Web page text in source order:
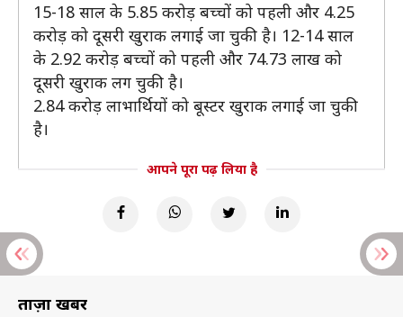
15-18 साल के 5.85 करोड़ बच्चों को पहली और 4.25
करोड़ को दूसरी खुराक लगाई जा चुकी है। 12-14 साल
के 2.92 करोड़ बच्चों को पहली और 74.73 लाख को
दूसरी खुराक लग चुकी है।
2.84 करोड़ लाभार्थियों को बूस्टर खुराक लगाई जा चुकी
है।
आपने पूरा पढ़ लिया है
ताज़ा खबरें